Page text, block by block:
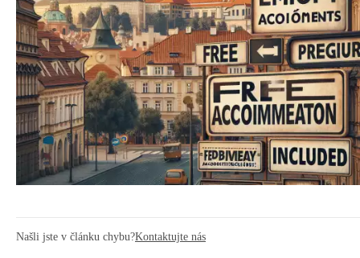
Našli jste v článku chybu?Kontaktujte nás